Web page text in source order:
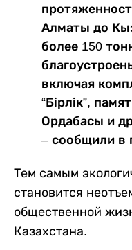
Алматы до
более 150
включая
“Бірлік”,
Ордабасы и
– сообщили в
Тем самым
становится
общественной
Казахстана.